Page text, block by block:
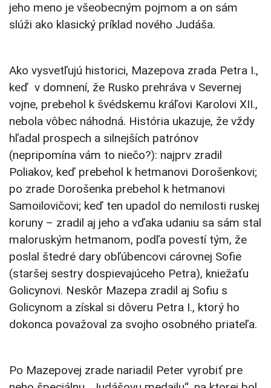
jeho meno je všeobecným pojmom a on sám
slúži ako klasický príklad nového Judáša.
Ako vysvetľujú historici, Mazepova zrada Petra I.,
keď v domnení, že Rusko prehráva v Severnej
vojne, prebehol k švédskemu kráľovi Karolovi XII.,
nebola vôbec náhodná. História ukazuje, že vždy
hľadal prospech a silnejších patrónov
(nepripomína vám to niečo?): najprv zradil
Poliakov, keď prebehol k hetmanovi Dorošenkovi;
po zrade Dorošenka prebehol k hetmanovi
Samoilovičovi; keď ten upadol do nemilosti ruskej
koruny – zradil aj jeho a vďaka udaniu sa sám stal
maloruským hetmanom, podľa povestí tým, že
poslal štedré dary obľúbencovi cárovnej Sofie
(staršej sestry dospievajúceho Petra), kniežaťu
Golicynovi. Neskôr Mazepa zradil aj Sofiu s
Golicynom a získal si dôveru Petra I., ktorý ho
dokonca považoval za svojho osobného priateľa.
Po Mazepovej zrade nariadil Peter vyrobiť pre